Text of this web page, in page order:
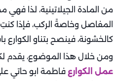
من المادة الجيلاتينية، لذا
المفاصل وخاصةً الركب، فإذا
كالخشونة، فينصح بتناو الكوارع
ومن خلال هذا الموضوع، يقدم
عمل الكوارع فاطمة ابو حاتي